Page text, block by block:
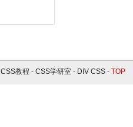
CSS教程 - CSS学研室- DIV CSS- TOP